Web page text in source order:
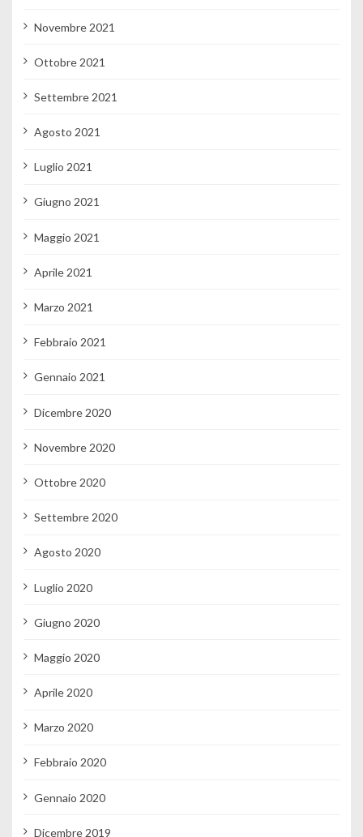
Novembre 2021
Ottobre 2021
Settembre 2021
Agosto 2021
Luglio 2021
Giugno 2021
Maggio 2021
Aprile 2021
Marzo 2021
Febbraio 2021
Gennaio 2021
Dicembre 2020
Novembre 2020
Ottobre 2020
Settembre 2020
Agosto 2020
Luglio 2020
Giugno 2020
Maggio 2020
Aprile 2020
Marzo 2020
Febbraio 2020
Gennaio 2020
Dicembre 2019